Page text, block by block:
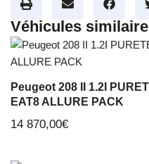
Véhicules
Peugeot 208 II 1.2I
EAT8 ALLURE PACK
14 870,00€